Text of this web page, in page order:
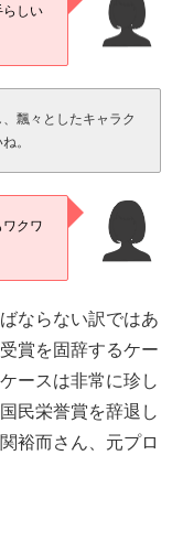
らしい
飄々としたキャラク
。
クワ
ならない訳ではあ
賞を固辞するケー
ースは非常に珍し
民栄誉賞を辞退し
裕而さん、元プロ